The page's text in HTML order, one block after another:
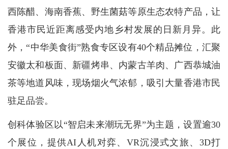
西陈醋、海南香蕉、野生菌菇等原生态农特产品，让
香港市民近距离感受内地乡村发展的日新月异。此
外，“中华美食街”熟食专区设有40个精品摊位，汇聚
安徽太和板面、新疆烤串、内蒙古羊肉、广西恭城油
茶等地道风味，现场烟火气浓郁，吸引大量香港市民
驻足品尝。
创科体验区以“智启未来潮玩无界”为主题，设置逾30
个展位，提供AI人机对弈、VR沉浸式文旅、3D打